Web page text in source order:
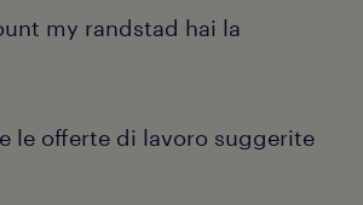
my randstad hai la
le offerte di lavoro suggerite